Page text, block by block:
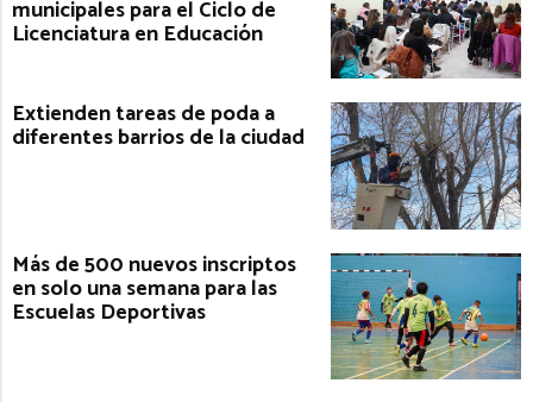
municipales para el Ciclo de
Licenciatura en Educación
Extienden tareas de poda a
diferentes barrios de la ciudad
Más de 500 nuevos inscriptos
en solo una semana para las
Escuelas Deportivas